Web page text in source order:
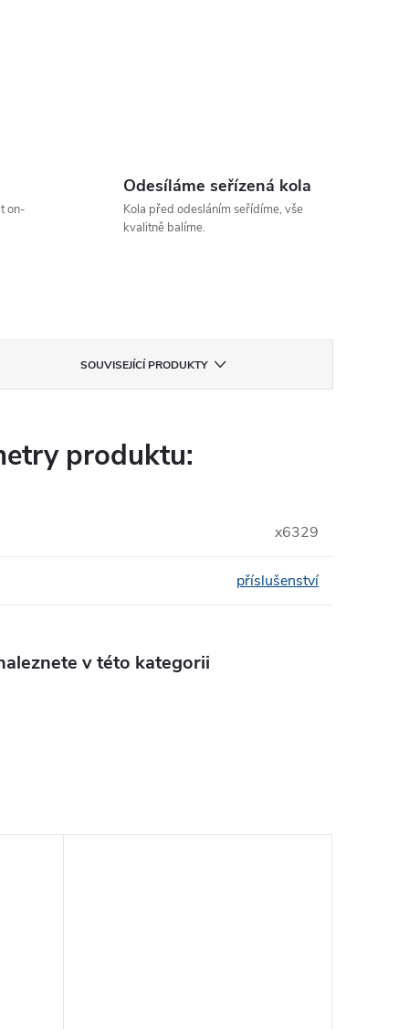
on-
Odesíláme seřízená kola
Kola před odesláním seřídíme, vše
kvalitně balíme.
SOUVISEJÍCÍ PRODUKTY
produktu:
x6329
příslušenství
v této kategorii